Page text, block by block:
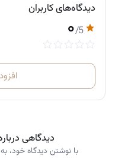
دیدگاه‌های کاربران
۰/5
دیدگاهی
با نوشتن دیدگاه خود،